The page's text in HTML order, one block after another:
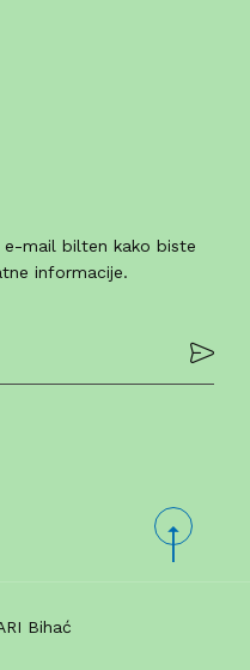
mail bilten kako biste
informacije.
Bihać